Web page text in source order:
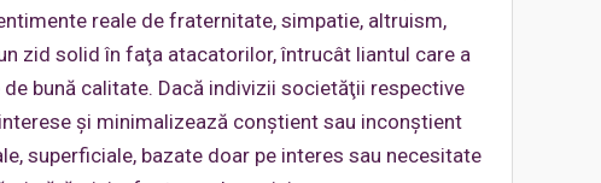
reale de fraternitate, simpatie, altruism,
zid solid în faţa atacatorilor, întrucât liantul care a
bună calitate. Dacă indivizii societăţii respective
şi minimalizează conştient sau inconştient
superficiale, bazate doar pe interes sau necesitate